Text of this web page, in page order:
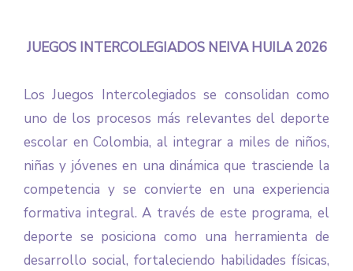
JUEGOS INTERCOLEGIADOS NEIVA HUILA 2026
Los Juegos Intercolegiados se consolidan como
uno de los procesos más relevantes del deporte
escolar en Colombia, al integrar a miles de niños,
niñas y jóvenes en una dinámica que trasciende la
competencia y se convierte en una experiencia
formativa integral. A través de este programa, el
deporte se posiciona como una herramienta de
desarrollo social, fortaleciendo habilidades físicas,